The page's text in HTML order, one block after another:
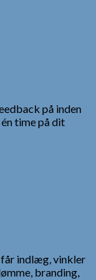
på inden
time på dit
indlæg, vinkler
branding,